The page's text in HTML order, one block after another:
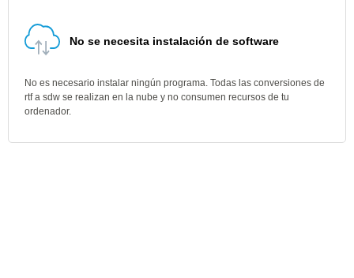
No se necesita instalación de software
No es necesario instalar ningún programa. Todas las conversiones de
rtf a sdw se realizan en la nube y no consumen recursos de tu
ordenador.